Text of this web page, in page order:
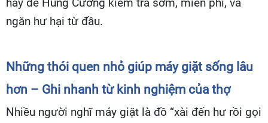
hãy để Hùng Cường kiểm tra sớm, miễn phí, và
ngăn hư hại từ đầu.
Những thói quen nhỏ giúp máy giặt sống lâu
hơn – Ghi nhanh từ kinh nghiệm của thợ
Nhiều người nghĩ máy giặt là đồ “xài đến hư rồi gọi